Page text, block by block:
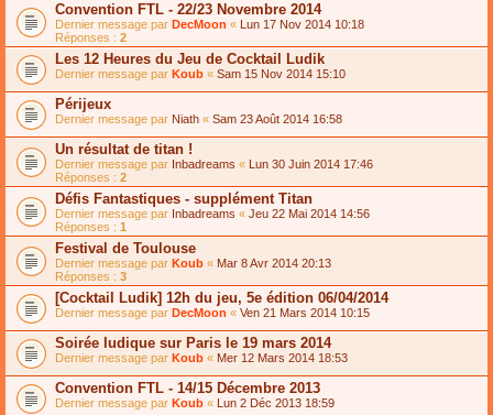
Convention FTL - 22/23 Novembre 2014
Dernier message par DecMoon « Lun 17 Nov 2014 10:18
Réponses : 2
Les 12 Heures du Jeu de Cocktail Ludik
Dernier message par Koub « Sam 15 Nov 2014 15:10
Périjeux
Dernier message par Niath « Sam 23 Août 2014 16:58
Un résultat de titan !
Dernier message par Inbadreams « Lun 30 Juin 2014 17:46
Réponses : 2
Défis Fantastiques - supplément Titan
Dernier message par Inbadreams « Jeu 22 Mai 2014 14:56
Réponses : 1
Festival de Toulouse
Dernier message par Koub « Mar 8 Avr 2014 20:13
Réponses : 3
[Cocktail Ludik] 12h du jeu, 5e édition 06/04/2014
Dernier message par DecMoon « Ven 21 Mars 2014 10:15
Soirée ludique sur Paris le 19 mars 2014
Dernier message par Koub « Mer 12 Mars 2014 18:53
Convention FTL - 14/15 Décembre 2013
Dernier message par Koub « Lun 2 Déc 2013 18:59